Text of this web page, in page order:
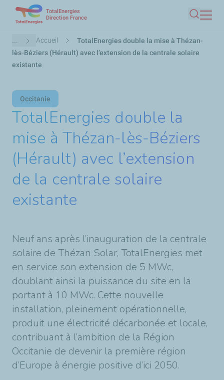
contenu
principal
TotalEnergies
Direction France
Fil
d'Ariane
... Accueil
TotalEnergies double la mise à Thézan-
lès-Béziers (Hérault) avec l’extension de la centrale solaire
existante
Occitanie
TotalEnergies double la
mise à Thézan-lès-Béziers
(Hérault) avec l’extension
de la centrale solaire
existante
Neuf ans après l’inauguration de la centrale
solaire de Thézan Solar, TotalEnergies met
en service son extension de 5 MWc,
doublant ainsi la puissance du site en la
portant à 10 MWc. Cette nouvelle
installation, pleinement opérationnelle,
produit une électricité décarbonée et locale,
contribuant à l’ambition de la Région
Occitanie de devenir la première région
d’Europe à énergie positive d’ici 2050.